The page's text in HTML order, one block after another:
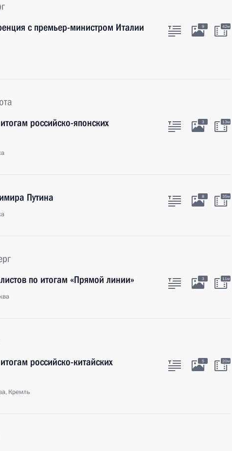
с премьер-министром Италии
9 42м
российско-японских
3 13м
Путина 8 35м
по итогам «Прямой линии»
3 11м
российско-китайских
Кремль
5 20м